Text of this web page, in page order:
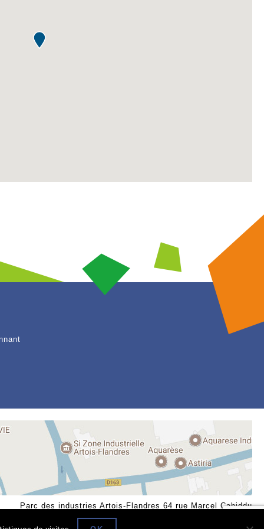
Parc des industries Artois-Flandres 64 rue Marcel Cabiddu